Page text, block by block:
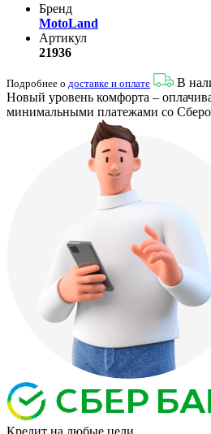
Бренд
MotoLand
Артикул
21936
Подробнее о доставке и оплате
В
Новый уровень комфорта –
минимальными платежами со
Кредит на любые цели